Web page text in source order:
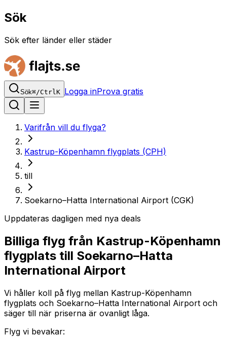
Sök
Sök efter länder eller städer
Sök⌘/Ctrl K Logga inProva gratis
Varifrån vill du flyga?
Kastrup-Köpenhamn flygplats (CPH)
till
Soekarno–Hatta International Airport (CGK)
Uppdateras dagligen med nya deals
Billiga flyg från Kastrup-Köpenhamn
flygplats till Soekarno–Hatta
International Airport
Vi håller koll på flyg mellan Kastrup-Köpenhamn
flygplats och Soekarno–Hatta International Airport och
säger till när priserna är ovanligt låga.
Flyg vi bevakar: